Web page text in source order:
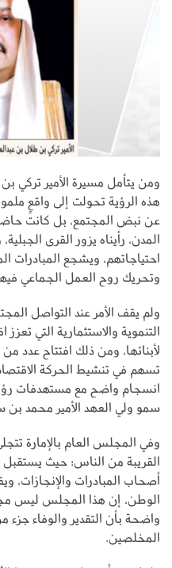
ومن يتأمل مسيرة الأمير تركي
هذه الرؤية تحولت إلى واقعٍ
عن نبض المجتمع، بل كانت
المدن، رأيناه يزور القرى
احتياجاتهم، ويشجع المبادرات
وتحريك روح العمل الجماعي
ولم يقف الأمر عند التواصل
التنموية والاستثمارية التي
لأبنائها، ومن ذلك افتتاح عدد من
تسهم في تنشيط الحركة
سمو ولي العهد الأمير محمد بن
وفي المجلس العام بالإمارة
القريبة من الناس؛ حيث يستقبل
أصحاب المبادرات والإنجازات،
الوطن، إن هذا المجلس ليس
واضحة بأن التقدير والوفاء جزء
المخلصين.